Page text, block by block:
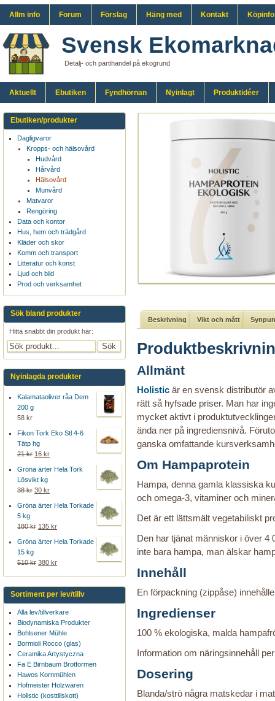
Allm info Forum Förslag Häng med Kontakt Köpinfo
Svensk
Detalj- och partihandel på ekogrund
Aktuellt Ebutiken Fyndhörnan Nyinlagt Produktidéer
Beskrivning Vikt och mått
Allmänt
Holistic är en svensk distributör
rätt så hyfsade priser. Man har
mycket aktivt i
ända ner på ingrediensnivå.
ganska omfattande
Om Hampaprotein
Hampa, denna gamla klassiska
och omega-3, vitaminer och
Det är ett lättsmält vegetabiliskt
Den har tjänat människor i över 4
inte bara hampa, man älskar
Innehåll
En förpackning (zippåse)
Ingredienser
100 % ekologiska, malda
Information om näringsinnehåll
Dosering
Blanda/strö några matskedar i
Ebutiken/produkter
Dagligvaror
Kropps- och hälsovård
Hudvård
Hårvård
Hälsovård
Munvård
Matvaror
Rengöring
Data och kontor
Hus, hem och trädgård
Kläder och skor
Komm och transport
Litteratur och konst
Ljud och bild
Prod och verksamhet
Sök bland produkter
Hitta snabbt din produkt här:
Nyinlagda produkter
Kalamataoliver råa Dem
200 g
58 kr
Fikon Tork Eko Stl 4-6
Tätp hg
21 kr 16 kr
Gröna ärter Hela Tork
Lösvikt kg
38 kr 30 kr
Gröna ärter Hela Torkade
5 kg
180 kr 135 kr
Gröna ärter Hela Torkade
15 kg
510 kr 380 kr
Sortiment per lev/tillv
Alla lev/tillverkare
Biodynamiska Produkter
Bohlsener Mühle
Bormioli Rocco (glas)
Ceramika Artystyczna
Fa E Birnbaum Brotformen
Hawos Kornmühlen
Hofmeister Holzwaren
Holistic (kosttillskott)